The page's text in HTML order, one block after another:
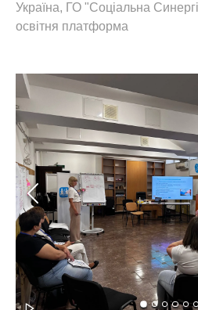
Україна, ГО "Соціальна
освітня платформа